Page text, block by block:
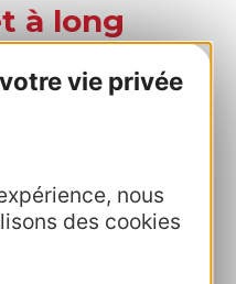
vie privée
nous
des cookies
à long
du
ne s’arrête pas
promouvoir la
avec des